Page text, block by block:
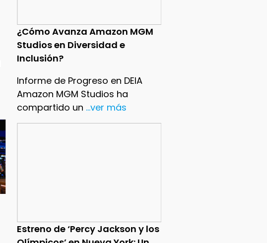
¿Cómo Avanza Amazon MGM
Studios en Diversidad e
Inclusión?
Informe de Progreso en DEIA
Amazon MGM Studios ha
compartido un ...ver más
Estreno de ‘Percy Jackson y los